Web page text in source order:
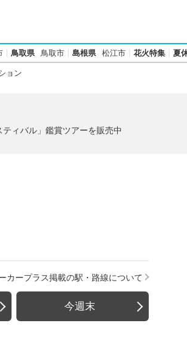
鳥取県 鳥取市 島根県 松江市 花火特集 夏
ョン
ィバル」鑑賞ツアーを販売中
カープラス掲載の駅・路線について
今週末